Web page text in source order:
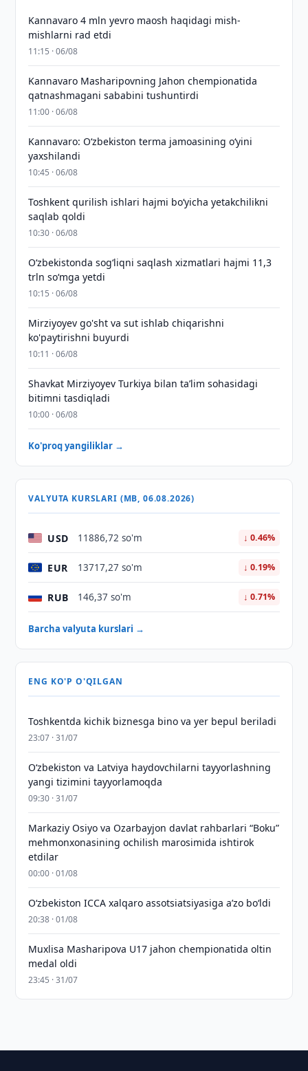
Kannavaro 4 mln yevro maosh haqidagi mish-
mishlarni rad etdi
11:15 · 06/08
Kannavaro Masharipovning Jahon chempionatida
qatnashmagani sababini tushuntirdi
11:00 · 06/08
Kannavaro: O‘zbekiston terma jamoasining o‘yini
yaxshilandi
10:45 · 06/08
Toshkent qurilish ishlari hajmi bo‘yicha yetakchilikni
saqlab qoldi
10:30 · 06/08
O‘zbekistonda sog‘liqni saqlash xizmatlari hajmi 11,3
trln so‘mga yetdi
10:15 · 06/08
Mirziyoyev go'sht va sut ishlab chiqarishni
ko'paytirishni buyurdi
10:11 · 06/08
Shavkat Mirziyoyev Turkiya bilan taʼlim sohasidagi
bitimni tasdiqladi
10:00 · 06/08
Ko'proq yangiliklar →
VALYUTA KURSLARI (MB, 06.08.2026)
USD 11886,72 so'm ↓ 0.46%
EUR 13717,27 so'm ↓ 0.19%
RUB 146,37 so'm ↓ 0.71%
Barcha valyuta kurslari →
ENG KO'P O'QILGAN
Toshkentda kichik biznesga bino va yer bepul beriladi
23:07 · 31/07
Oʻzbekiston va Latviya haydovchilarni tayyorlashning
yangi tizimini tayyorlamoqda
09:30 · 31/07
Markaziy Osiyo va Ozarbayjon davlat rahbarlari “Boku”
mehmonxonasining ochilish marosimida ishtirok
etdilar
00:00 · 01/08
O‘zbekiston ICCA xalqaro assotsiatsiyasiga aʼzo bo‘ldi
20:38 · 01/08
Muxlisa Masharipova U17 jahon chempionatida oltin
medal oldi
23:45 · 31/07